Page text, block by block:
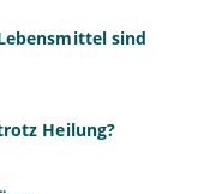
wann es
zu verlassen
Szenarien
sind
Heilung?